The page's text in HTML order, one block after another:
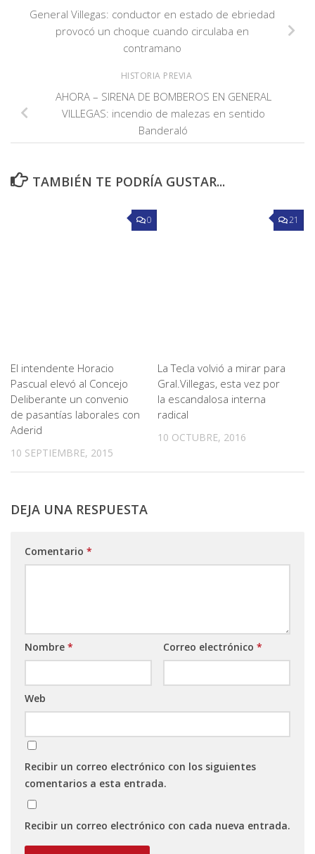
General Villegas: conductor en estado de ebriedad
provocó un choque cuando circulaba en
contramano
HISTORIA PREVIA
AHORA – SIRENA DE BOMBEROS EN GENERAL
VILLEGAS: incendio de malezas en sentido
Banderaló
TAMBIÉN TE PODRÍA GUSTAR...
0
El intendente Horacio
Pascual elevó al Concejo
Deliberante un convenio
de pasantías laborales con
Aderid
10 SEPTIEMBRE, 2015
21
La Tecla volvió a mirar para
Gral.Villegas, esta vez por
la escandalosa interna
radical
10 OCTUBRE, 2016
DEJA UNA RESPUESTA
Comentario *
Nombre * Correo electrónico *
Web
Recibir un correo electrónico con los siguientes
comentarios a esta entrada.
Recibir un correo electrónico con cada nueva entrada.